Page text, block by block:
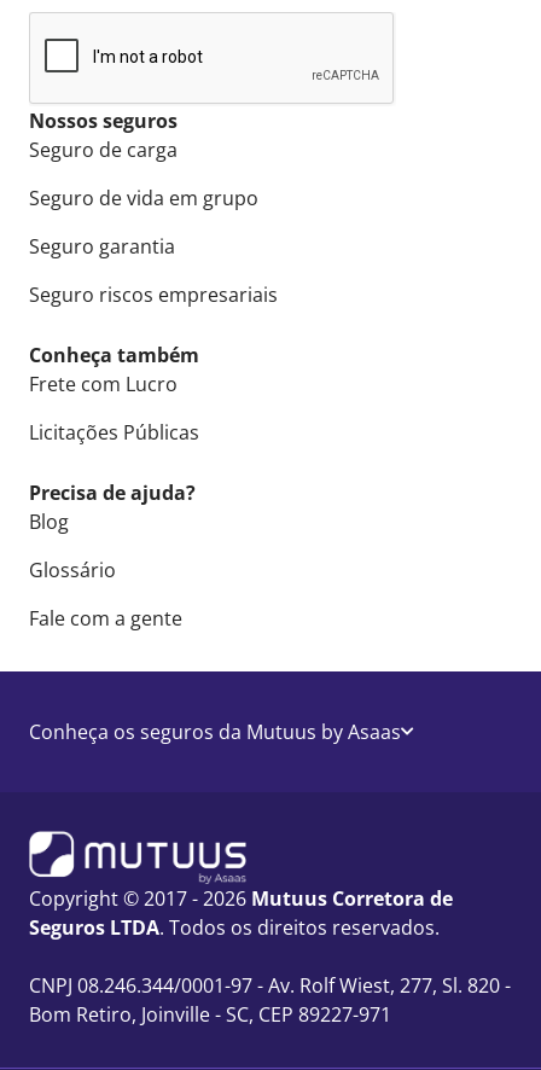
Nossos seguros
Seguro de carga
Seguro de vida em grupo
Seguro garantia
Seguro riscos empresariais
Conheça também
Frete com Lucro
Licitações Públicas
Precisa de ajuda?
Blog
Glossário
Fale com a gente
Conheça os seguros da Mutuus by Asaas
Copyright © 2017 - 2026 Mutuus Corretora de
Seguros LTDA. Todos os direitos reservados.
CNPJ 08.246.344/0001-97 - Av. Rolf Wiest, 277, Sl. 820 -
Bom Retiro, Joinville - SC, CEP 89227-971